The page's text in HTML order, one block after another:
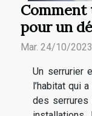
pour un
Mar. 24/10/2023
Un serrurier
l’habitat qui
des serrures